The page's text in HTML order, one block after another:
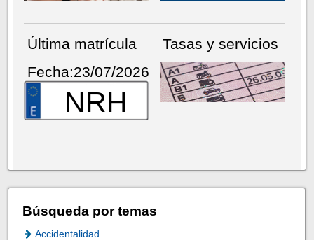
Última matrícula
Fecha:23/07/2026
NRH
Tasas y servicios
Búsqueda por temas
Accidentalidad